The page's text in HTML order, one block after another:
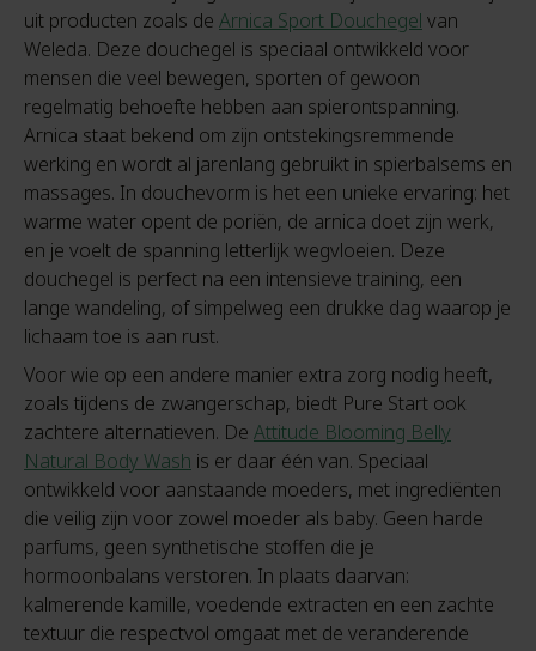
uit producten zoals de Arnica Sport Douchegel van
Weleda. Deze douchegel is speciaal ontwikkeld voor
mensen die veel bewegen, sporten of gewoon
regelmatig behoefte hebben aan spierontspanning.
Arnica staat bekend om zijn ontstekingsremmende
werking en wordt al jarenlang gebruikt in spierbalsems en
massages. In douchevorm is het een unieke ervaring: het
warme water opent de poriën, de arnica doet zijn werk,
en je voelt de spanning letterlijk wegvloeien. Deze
douchegel is perfect na een intensieve training, een
lange wandeling, of simpelweg een drukke dag waarop je
lichaam toe is aan rust.
Voor wie op een andere manier extra zorg nodig heeft,
zoals tijdens de zwangerschap, biedt Pure Start ook
zachtere alternatieven. De Attitude Blooming Belly
Natural Body Wash is er daar één van. Speciaal
ontwikkeld voor aanstaande moeders, met ingrediënten
die veilig zijn voor zowel moeder als baby. Geen harde
parfums, geen synthetische stoffen die je
hormoonbalans verstoren. In plaats daarvan:
kalmerende kamille, voedende extracten en een zachte
textuur die respectvol omgaat met de veranderende